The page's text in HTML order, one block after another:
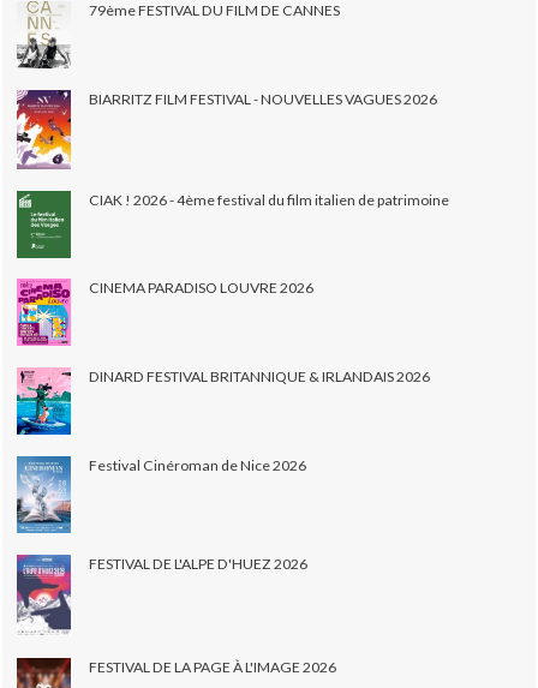
79ème FESTIVAL DU FILM DE CANNES
BIARRITZ FILM FESTIVAL - NOUVELLES VAGUES 2026
CIAK ! 2026 - 4ème festival du film italien de patrimoine
CINEMA PARADISO LOUVRE 2026
DINARD FESTIVAL BRITANNIQUE & IRLANDAIS 2026
Festival Cinéroman de Nice 2026
FESTIVAL DE L'ALPE D'HUEZ 2026
FESTIVAL DE LA PAGE À L'IMAGE 2026